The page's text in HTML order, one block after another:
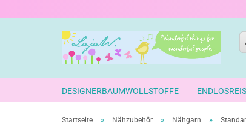
DESIGNERBAUMWOLLSTOFFE
Startseite » Nähzubehör » Nähgarn »